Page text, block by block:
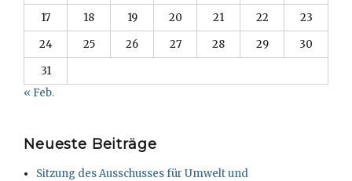
17
18 19 20 21 22
23
24
25 26 27 28 29
30
31
« Feb.
Neueste Beiträge
Sitzung des Ausschusses für Umwelt und